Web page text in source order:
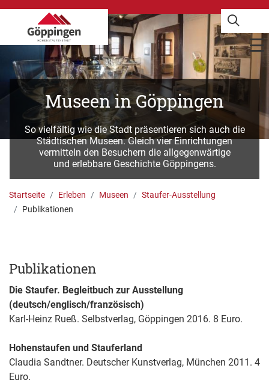
Museen in Göppingen
So vielfältig wie die Stadt präsentieren sich auch die
Städtischen Museen. Gleich vier Einrichtungen
vermitteln den Besuchern die allgegenwärtige
und erlebbare Geschichte Göppingens.
Startseite Erleben Museen
Staufer-Ausstellung
Publikationen
Publikationen
Die Staufer. Begleitbuch zur Ausstellung
(deutsch/englisch/französisch)
Karl-Heinz Rueß. Selbstverlag, Göppingen 2016. 8 Euro.
Hohenstaufen und Stauferland
Claudia Sandtner. Deutscher Kunstverlag, München 2011. 4
Euro.